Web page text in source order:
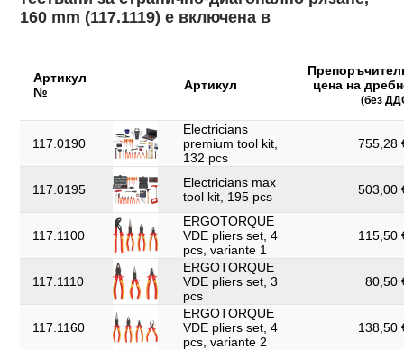
Изолация на втулките чрез потапяне
Материал 1: специална инструментална стомана
връщане:
Норма: DIN ISO 5749, IEC 60900
Обща дължина L в
mm:
160.0
Обща дължина в
цолове:
6
2-компонентна дръжка
1
210
160 mm (117.1119) е включена в
Артикул
№
Артикул
цена на
(без
117.0190
Electricians
premium tool kit,
132 pcs
755,28
117.0195
Electricians max
tool kit, 195 pcs
503,00
117.1100
ERGOTORQUE
VDE pliers set, 4
pcs, variante 1
115,50
117.1110
ERGOTORQUE
VDE pliers set, 3
pcs
80,50
117.1160
ERGOTORQUE
VDE pliers set, 4
pcs, variante 2
138,50